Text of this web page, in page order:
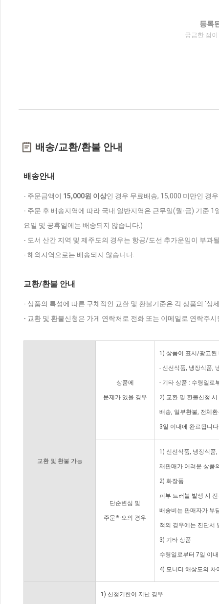
등록
궁금한 점
배송/교환/환불 안내
배송안내
- 주문금액이 15,000원 이상인 경우 무료배송, 15,000 미만인 경
- 주문 후 배송지역에 따라 국내 일반지역은 근무일(월-금) 기준
요일 및 공휴일에는 배송되지 않습니다.)
- 도서 산간 지역 및 제주도의 경우는 항공/도선 추가운임이 부과
- 해외지역으로는 배송되지 않습니다.
교환/환불 안내
- 상품의 특성에 따른 구체적인 교환 및 환불기준은 각 상품의 '상
- 교환 및 환불신청은 가게 연락처로 전화 또는 이메일로 연락주
교환 및 환불 가능
상품에
문제가 있을 경우
1) 상품이 표시/광고된
- 신선식품, 냉장식품,
- 기타 상품 : 수령일로
2) 교환 및 환불신청
배송, 일부환불, 전체
3일 이내에 완료됩니
단순변심 및
주문착오의 경우
1) 신선식품, 냉장식품
재판매가 어려운 상품
2) 화장품
피부 트러블 발생 시
배송비는 판매자가 부
적의 경우에는 진단서
3) 기타 상품
수령일로부터 7일 이
4) 모니터 해상도의 차
1) 신청기한이 지난 경우